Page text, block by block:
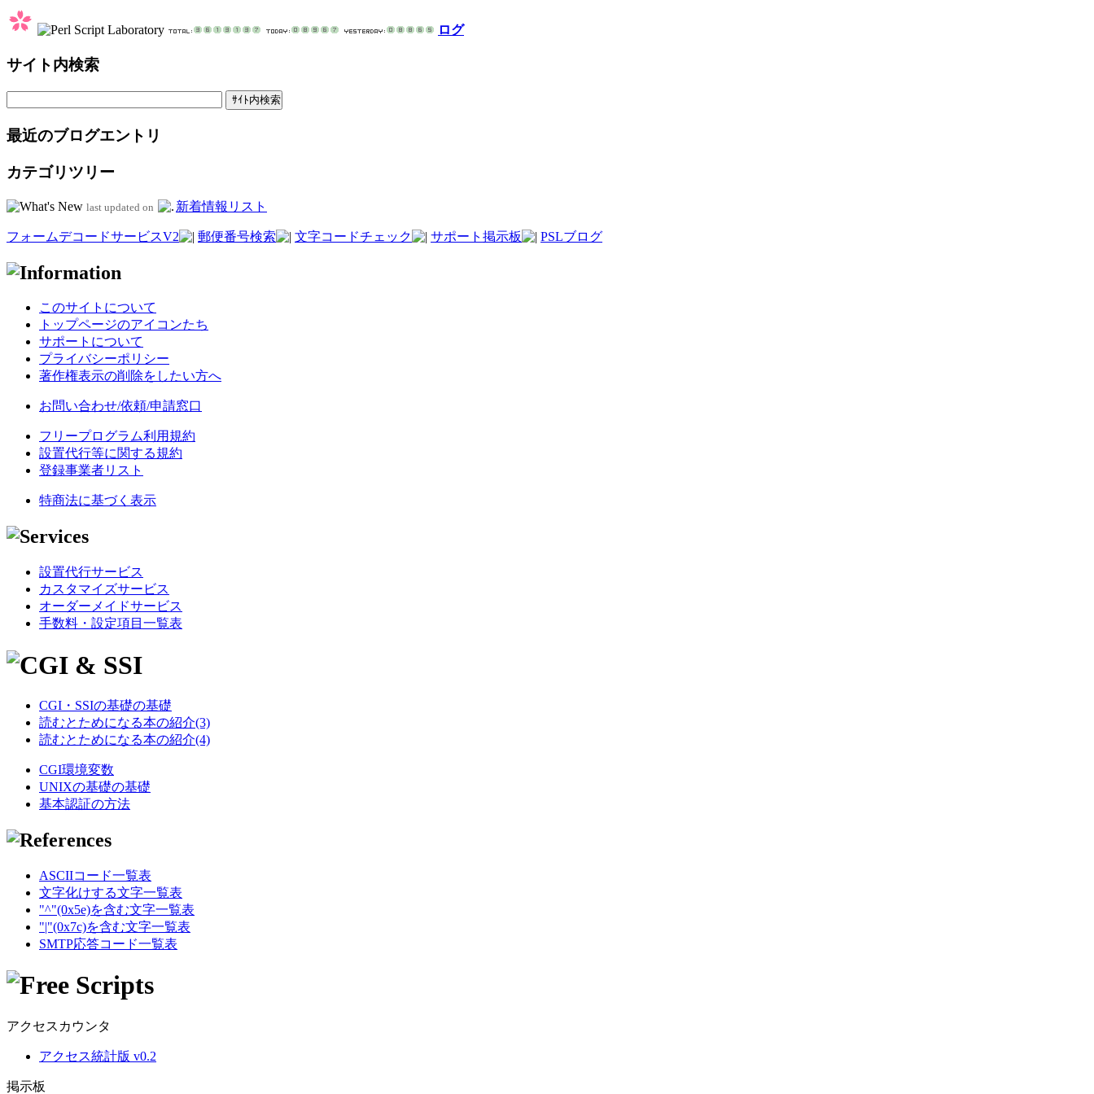
ログ
サイト内検索
最近のブログエントリ
カテゴリツリー
last updated on 新着情報リスト
フォームデコードサービスV2 郵便番号検索 文字コードチェック サポート掲示板 PSLブログ
このサイトについて
トップページのアイコンたち
サポートについて
プライバシーポリシー
著作権表示の削除をしたい方へ
お問い合わせ/依頼/申請窓口
フリープログラム利用規約
設置代行等に関する規約
登録事業者リスト
特商法に基づく表示
設置代行サービス
カスタマイズサービス
オーダーメイドサービス
手数料・設定項目一覧表
CGI・SSIの基礎の基礎
読むとためになる本の紹介(3)
読むとためになる本の紹介(4)
CGI環境変数
UNIXの基礎の基礎
基本認証の方法
ASCIIコード一覧表
文字化けする文字一覧表
"^"(0x5e)を含む文字一覧表
"|"(0x7c)を含む文字一覧表
SMTP応答コード一覧表
アクセスカウンタ
アクセス統計版 v0.2
掲示板